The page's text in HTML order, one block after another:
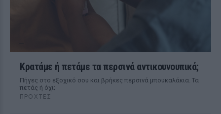
Κρατάμε ή πετάμε τα περσινά αντικουνουπικά;
Πήγες στο εξοχικό σου και βρήκες περσινά μπουκαλάκια. Τα
πετάς ή όχι;
ΠΡΟΧΤΈΣ